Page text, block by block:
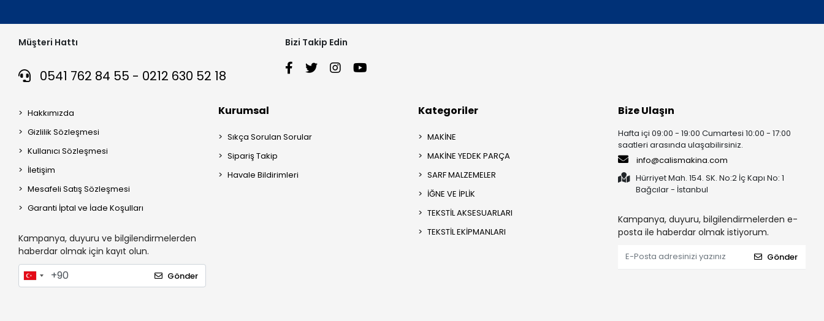
Müşteri Hattı
0541 762 84 55 - 0212 630 52 18
Bizi Takip Edin
Hakkımızda
Gizlilik Sözleşmesi
Kullanıcı Sözleşmesi
İletişim
Mesafeli Satış Sözleşmesi
Garanti İptal ve İade Koşulları
Kampanya, duyuru ve bilgilendirmelerden
haberdar olmak için kayıt olun.
Gönder
Kurumsal
Sıkça Sorulan Sorular
Sipariş Takip
Havale Bildirimleri
Kategoriler
MAKİNE
MAKİNE YEDEK PARÇA
SARF MALZEMELER
İĞNE VE İPLİK
TEKSTİL AKSESUARLARI
TEKSTİL EKİPMANLARI
Bize Ulaşın
Hafta içi 09:00 - 19:00 Cumartesi 10:00 - 17:00
saatleri arasında ulaşabilirsiniz.
info@calismakina.com
Hürriyet Mah. 154. SK. No:2 İç Kapı No: 1
Bağcılar - İstanbul
Kampanya, duyuru, bilgilendirmelerden e-
posta ile haberdar olmak istiyorum.
Gönder